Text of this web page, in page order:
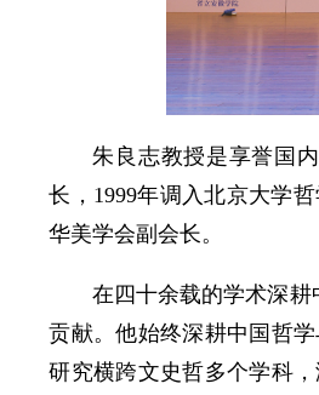
朱良志教授是享誉国
长，1999年调入北京大学
华美学会副会长。
在四十余载的学术深
贡献。他始终深耕中国哲
研究横跨文史哲多个学科